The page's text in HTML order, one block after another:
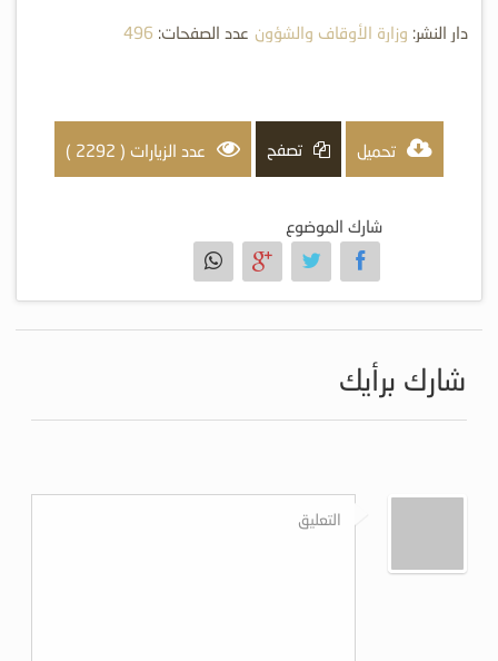
دار النشر: وزارة الأوقاف والشؤون عدد الصفحات: 496
تحميل تصفح عدد الزيارات ( 2292 )
شارك الموضوع
شارك برأيك